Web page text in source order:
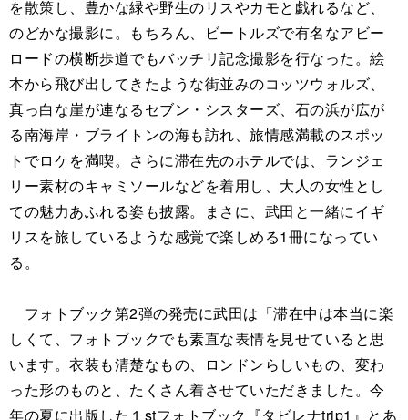
を散策し、豊かな緑や野生のリスやカモと戯れるなど、
のどかな撮影に。もちろん、ビートルズで有名なアビー
ロードの横断歩道でもバッチリ記念撮影を行なった。絵
本から飛び出してきたような街並みのコッツウォルズ、
真っ白な崖が連なるセブン・シスターズ、石の浜が広が
る南海岸・ブライトンの海も訪れ、旅情感満載のスポッ
トでロケを満喫。さらに滞在先のホテルでは、ランジェ
リー素材のキャミソールなどを着用し、大人の女性とし
ての魅力あふれる姿も披露。まさに、武田と一緒にイギ
リスを旅しているような感覚で楽しめる1冊になってい
る。
フォトブック第2弾の発売に武田は「滞在中は本当に楽
しくて、フォトブックでも素直な表情を見せていると思
います。衣装も清楚なもの、ロンドンらしいもの、変わ
った形のものと、たくさん着させていただきました。今
年の夏に出版した１stフォトブック『タビレナtrip1』とあ